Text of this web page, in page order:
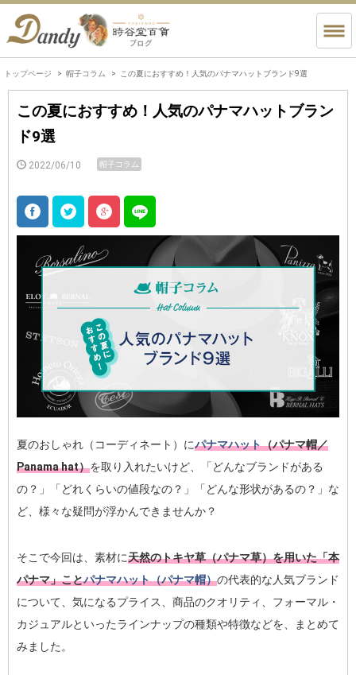
トップページ 帽子コラム この夏におすすめ！人気のパナマハットブランド9選
この夏におすすめ！人気のパナマハットブラン
ド9選
2022/06/10 帽子コラム
夏のおしゃれ（コーディネート）にパナマハット（パナマ帽／
Panama hat）を取り入れたいけど、「どんなブランドがある
の？」「どれくらいの値段なの？」「どんな形状があるの？」な
ど、様々な疑問が浮かんできませんか？
そこで今回は、素材に天然のトキヤ草（パナマ草）を用いた「本
パナマ」ことパナマハット（パナマ帽）の代表的な人気ブランド
について、気になるプライス、商品のクオリティ、フォーマル・
カジュアルといったラインナップの種類や特徴などを、まとめて
みました。